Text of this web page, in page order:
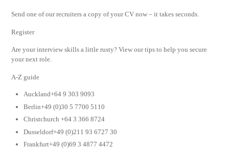
Send one of our recruiters a copy of your CV now – it takes seconds.
Register
Are your interview skills a little rusty? View our tips to help you secure
your next role.
A-Z guide
Auckland+64 9 303 9093
Berlin+49 (0)30 5 7700 5110
Christchurch +64 3 366 8724
Dusseldorf+49 (0)211 93 6727 30
Frankfurt+49 (0)69 3 4877 4472